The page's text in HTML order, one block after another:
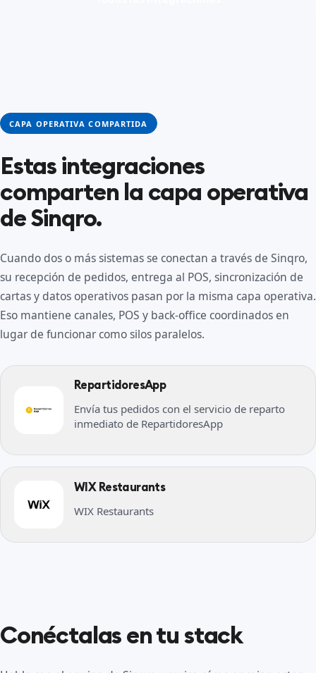
CAPA OPERATIVA COMPARTIDA
Estas integraciones
comparten la capa operativa
de Sinqro.
Cuando dos o más sistemas se conectan a través de Sinqro,
su recepción de pedidos, entrega al POS, sincronización de
cartas y datos operativos pasan por la misma capa operativa.
Eso mantiene canales, POS y back-office coordinados en
lugar de funcionar como silos paralelos.
RepartidoresApp
Envía tus pedidos con el servicio de reparto
inmediato de RepartidoresApp
WIX Restaurants
WIX Restaurants
Conéctalas en tu stack